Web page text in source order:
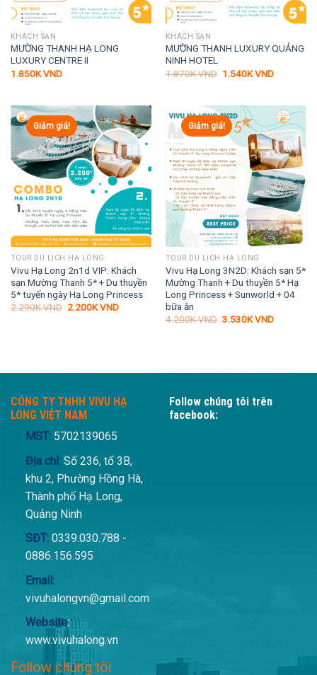
KHÁCH SẠN
MƯỜNG THANH HẠ LONG
LUXURY CENTRE II
1.850KVND
KHÁCH SẠN
MƯỜNG THANH LUXURY QUẢNG
NINH HOTEL
1.870KVND Giá
1.540KVNDGiá
1.540K
Giảm giá!
TOUR DU LỊCH HẠ LONG
Vivu Hạ Long 2n1d VIP: Khách
sạn Mường Thanh 5* + Du thuyền
5* tuyến ngày Hạ Long Princess
2.290KVND Giá
2.200KVNDGiá
Giảm giá!
TOUR DU LỊCH HẠ LONG
Vivu Hạ Long 3N2D: Khách sạn 5*
Mường Thanh + Du thuyền 5* Hạ
Long Princess + Sunworld + 04
bữa ăn
4.200KVND Giá
3.530KVNDGiá
CÔNG TY TNHH VIVU HẠ
LONG VIỆT NAM
MST: 5702139065
Địa chỉ:Số 236, tổ 3B,
khu 2, Phường Hồng Hà,
Thành phố Hạ Long,
Quảng Ninh
SĐT:0339.030.788 -
0886.156.595
Email:
vivuhalongvn@gmail.com
Website:
www.vivuhalong.vn
Follow chúng tôi
Follow chúng tôi trên
facebook: